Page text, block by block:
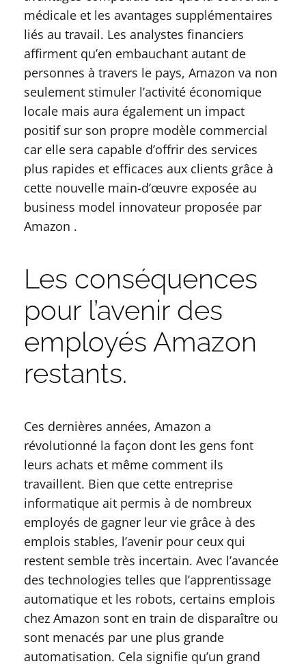
médicale et les avantages supplémentaires
liés au travail. Les analystes financiers
affirment qu’en embauchant autant de
personnes à travers le pays, Amazon va non
seulement stimuler l’activité économique
locale mais aura également un impact
positif sur son propre modèle commercial
car elle sera capable d’offrir des services
plus rapides et efficaces aux clients grâce à
cette nouvelle main-d’œuvre exposée au
business model innovateur proposée par
Amazon .
Les conséquences
pour l’avenir des
employés Amazon
restants.
Ces dernières années, Amazon a
révolutionné la façon dont les gens font
leurs achats et même comment ils
travaillent. Bien que cette entreprise
informatique ait permis à de nombreux
employés de gagner leur vie grâce à des
emplois stables, l’avenir pour ceux qui
restent semble très incertain. Avec l’avancée
des technologies telles que l’apprentissage
automatique et les robots, certains emplois
chez Amazon sont en train de disparaître ou
sont menacés par une plus grande
automatisation. Cela signifie qu’un grand